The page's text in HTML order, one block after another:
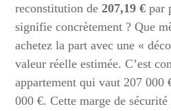
reconstitution de207,19 € par
signifie concrètement ? Que
achetez la part avec une «
valeur réelle estimée. C’est
appartement qui vaut 207 000
000 €. Cette marge de